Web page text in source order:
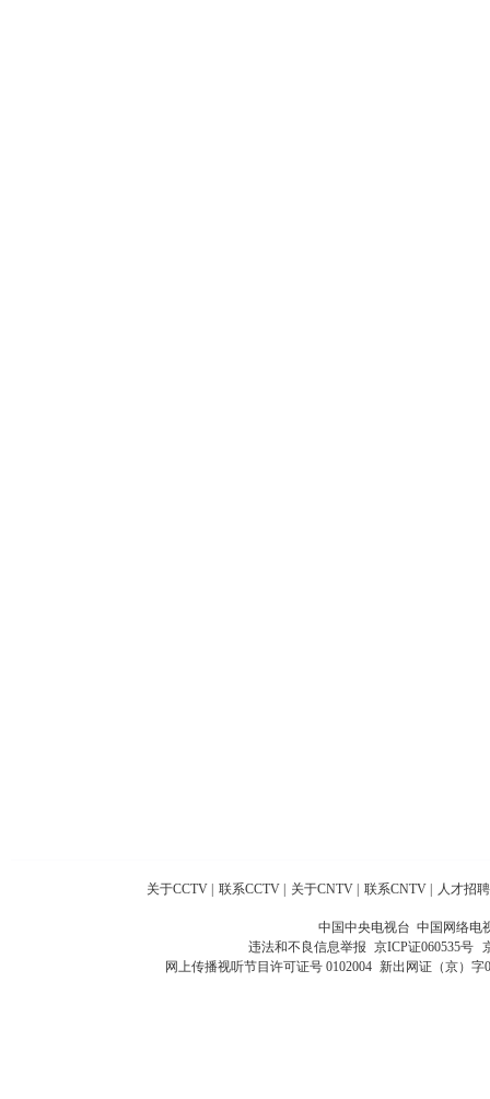
关于CCTV 联系CCTV 关于CNTV 联系CNTV 人才招聘
中国中央电视台 中国网络电
违法和不良信息举报 京ICP证060535号
网上传播视听节目许可证号 0102004 新出网证（京）